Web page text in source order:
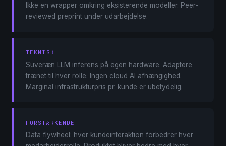
Ikke en wrapper omkring eksisterende modeller. Peer-
reviewed preprint under udarbejdelse.
TEKNISK
Suveræn LLM inferens på egen hardware. Adaptere
trænet til hver rolle. Ingen cloud AI afhængighed.
Marginal infrastrukturpris pr. kunde er ubetydelig.
FORSTÆRKENDE
Data flywheel: hver kundeinteraktion forbedrer hver